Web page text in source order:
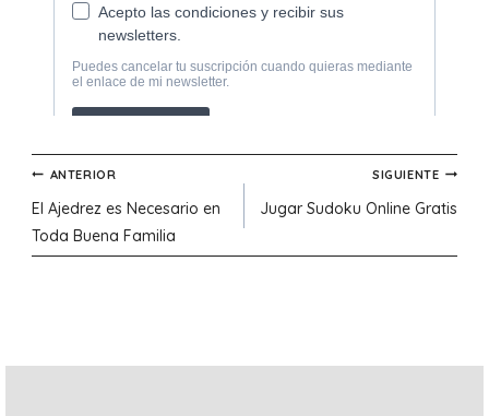
Navegación
de
ANTERIOR
El Ajedrez es Necesario en
Toda Buena Familia
SIGUIENTE
Jugar Sudoku Online Gratis